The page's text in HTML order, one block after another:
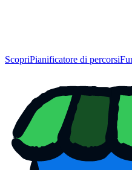
ScopriPianificatore di percorsi